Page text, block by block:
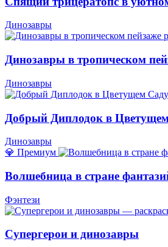
Динозавры
Динозавры в тропическом
Динозавры
Добрый Диплодок в
Динозавры
💎 Премиум
Волшебница в стране
Фэнтези
Супергерои и динозавры